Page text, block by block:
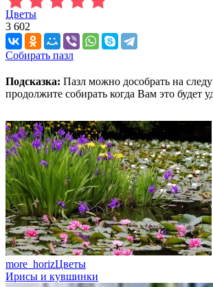
Цветы
3 602
Собирать пазл
Подсказка: Пазл можно дособрать на
продолжите собирать когда Вам это будет
more_horizЦветы
Ирисы и кувшинки